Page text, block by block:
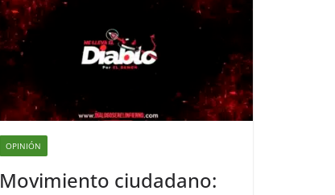
OPINIÓN
Movimiento ciudadano: